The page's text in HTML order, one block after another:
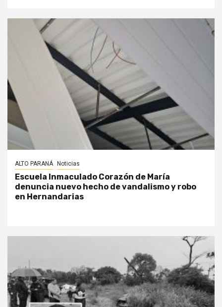
ALTO PARANÁ Noticias
Escuela Inmaculado Corazón de María
denuncia nuevo hecho de vandalismo y robo
en Hernandarias